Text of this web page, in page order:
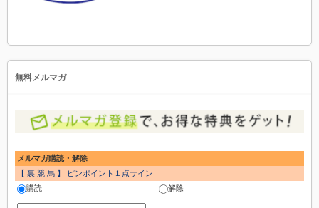
無料メルマガ
メルマガ購読・解除
【 裏 競 馬 】 ピンポイント１点サイン
購読
解除